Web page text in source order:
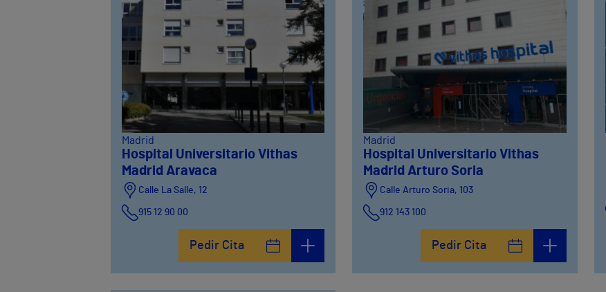
Madrid
Hospital Universitario Vithas
Madrid Aravaca
Calle La Salle, 12
915 12 90 00
Pedir Cita
Madrid
Hospital Universitario Vithas
Madrid Arturo Soria
Calle Arturo Soria, 103
912 143 100
Pedir Cita